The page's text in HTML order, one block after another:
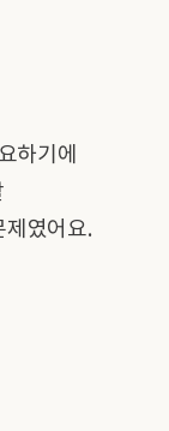
하기에
제였어요.